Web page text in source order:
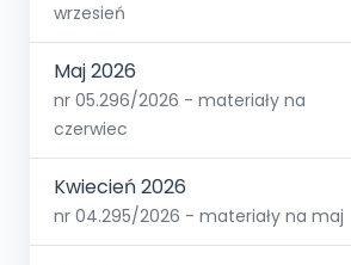
wrzesień
Maj 2026
nr 05.296/2026 - materiały na
czerwiec
Kwiecień 2026
nr 04.295/2026 - materiały na maj